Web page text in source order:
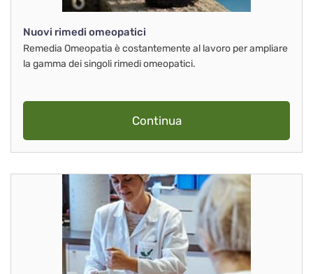
Nuovi rimedi omeopatici
Remedia Omeopatia è costantemente al lavoro per ampliare
la gamma dei singoli rimedi omeopatici.
Continua